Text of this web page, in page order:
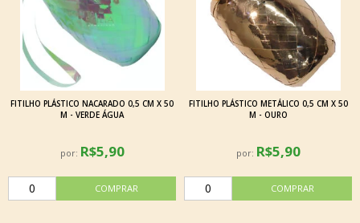
FITILHO PLÁSTICO NACARADO 0,5 CM X 50
M - VERDE ÁGUA
por: R$5,90
FITILHO PLÁSTICO METÁLICO 0,5 CM X 50
M - OURO
por: R$5,90